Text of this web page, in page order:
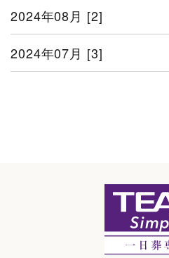
2024年08月 [2]
2024年07月 [3]